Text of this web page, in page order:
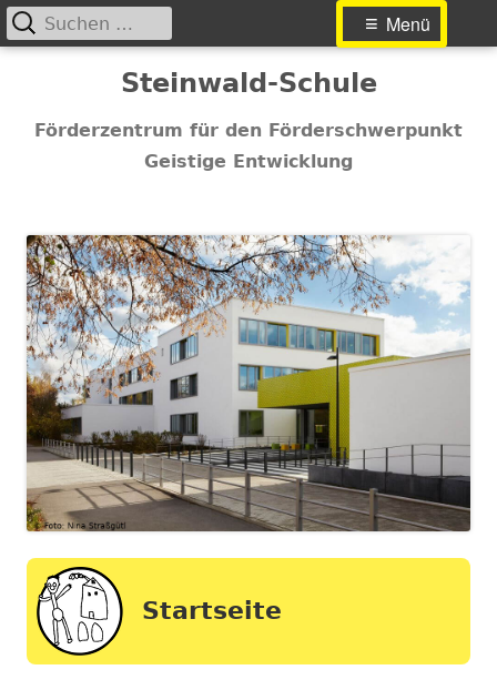
Inhalt
Steinwald-Schule
Förderzentrum für den Förderschwerpunkt
Geistige Entwicklung
Primäres
Menü
Suchen
nach:
Startseite